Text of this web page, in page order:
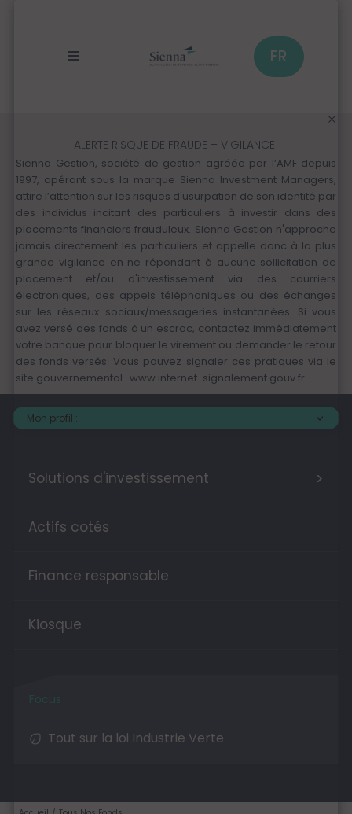
FR
ALERTE RISQUE DE FRAUDE – VIGILANCE
Sienna Gestion, société de gestion agréée par l’AMF depuis
1997, opérant sous la marque Sienna Investment Managers,
attire l’attention sur les risques d'usurpation de son identité par
des individus incitant des particuliers à investir dans des
placements financiers frauduleux. Sienna Gestion n'approche
jamais directement les particuliers et appelle donc à la plus
grande vigilance en ne répondant à aucune sollicitation de
placement et/ou d'investissement via des courriers
électroniques, des appels téléphoniques ou des échanges
sur les réseaux sociaux/messageries instantanées. Si vous
avez versé des fonds à un escroc, contactez immédiatement
votre banque pour bloquer le virement ou demander le retour
des fonds versés. Vous pouvez signaler ces pratiques via le
site gouvernemental : www.internet-signalement.gouv.fr
Mon profil :
Solutions d'investissement >
Actifs cotés
Finance responsable
Kiosque
Tout sur la loi Industrie Verte